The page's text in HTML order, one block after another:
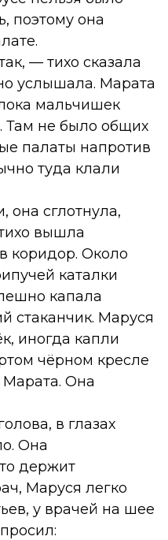
поэтому она
— тихо сказала
услышала. Марата
мальчишек
Там не было общих
палаты напротив
туда клали
сглотнула,
вышла
коридор. Около
каталки
капала
стаканчик. Маруся
иногда капли
чёрном кресле
Марата. Она
в глазах
Она
держит
Маруся легко
у врачей на шее